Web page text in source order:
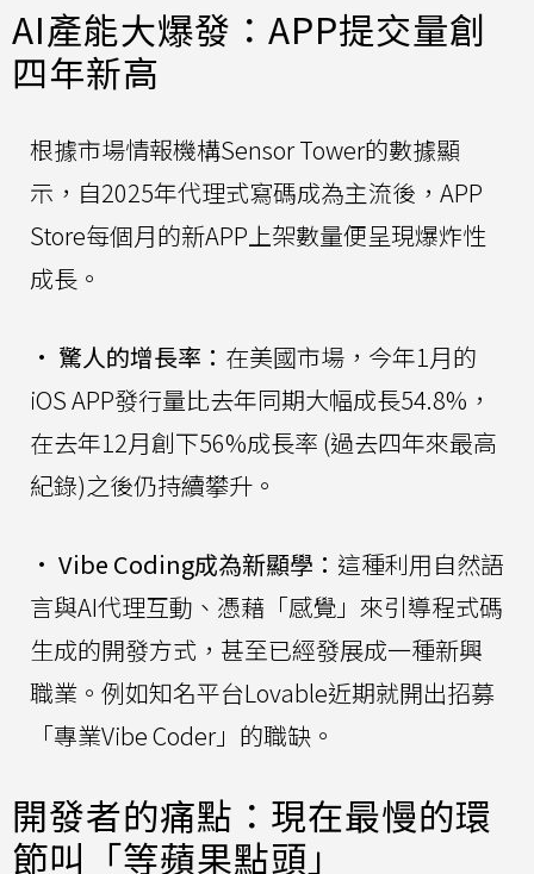
AI產能大爆發：APP提交量創
四年新高
根據市場情報機構Sensor Tower的數據顯
示，自2025年代理式寫碼成為主流後，APP
Store每個月的新APP上架數量便呈現爆炸性
成長。
• 驚人的增長率： 在美國市場，今年1月的
iOS APP發行量比去年同期大幅成長54.8%，
在去年12月創下56%成長率 (過去四年來最高
紀錄)之後仍持續攀升。
• Vibe Coding成為新顯學： 這種利用自然語
言與AI代理互動、憑藉「感覺」來引導程式碼
生成的開發方式，甚至已經發展成一種新興
職業。例如知名平台Lovable近期就開出招募
「專業Vibe Coder」的職缺。
開發者的痛點：現在最慢的環
節叫「等蘋果點頭」